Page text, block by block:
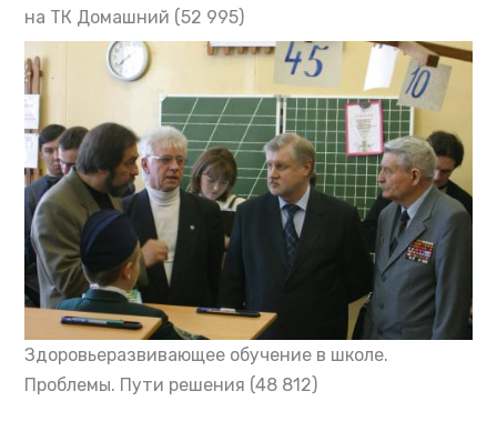
на ТК Домашний (52 995)
Здоровьеразвивающее обучение в школе.
Проблемы. Пути решения (48 812)